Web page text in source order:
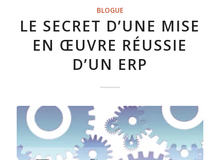
BLOGUE
LE SECRET D’UNE MISE
EN ŒUVRE RÉUSSIE
D’UN ERP